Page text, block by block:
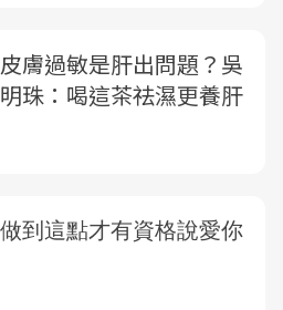
皮膚過敏是肝出問題？吳
明珠：喝這茶祛濕更養肝